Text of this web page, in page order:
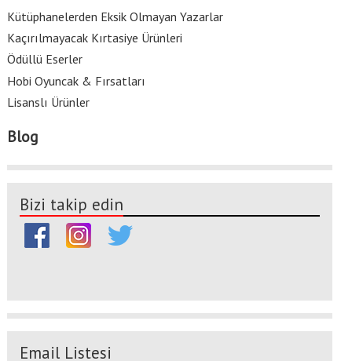
Kütüphanelerden Eksik Olmayan Yazarlar
Kaçırılmayacak Kırtasiye Ürünleri
Ödüllü Eserler
Hobi Oyuncak & Fırsatları
Lisanslı Ürünler
Blog
Bizi takip edin
Email Listesi